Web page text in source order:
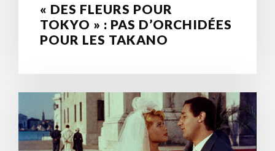
« DES FLEURS POUR
TOKYO » : PAS D’ORCHIDÉES
POUR LES TAKANO